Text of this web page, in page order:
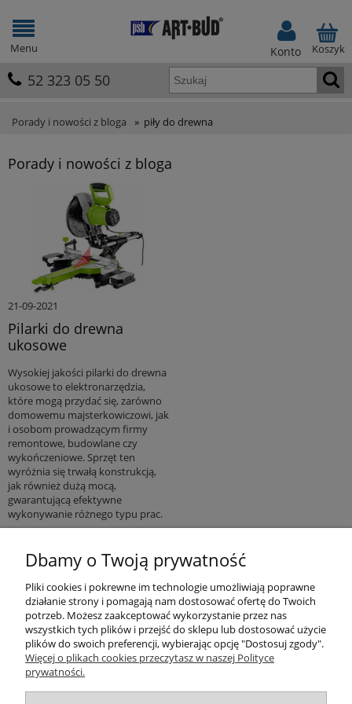
Koszyk
Konto
52 323 05 50
Menu
Porady i nowości z bloga » piły do drewna
Porady i nowości z bloga
21-09-2021
Pilarki do drewna
ukosowe
Wysokiej jakości pilarki do drewna
ukosowe to elektronarzędzia,
które mogą przydać się, zarówno
domowemu majsterkowiczowi, jak
i osobom prowadzącym firmy
remontowe, budowlane czy
wykończeniowe. Sprzęt ten
wyróżnia się trwałą konstrukcją,
jak również dużą mocą,
gwarantującą efektywne
wykonywanie różnego typu prac.
Produkty
Kategorie bloga
Kontakt
Dbamy o Twoją prywatność
Pliki cookies i pokrewne im technologie umożliwiają poprawne
działanie strony i pomagają nam dostosować ofertę do Twoich
potrzeb. Możesz zaakceptować wykorzystanie przez nas
wszystkich tych plików i przejść do sklepu lub dostosować użycie
plików do swoich preferencji, wybierając opcję "Dostosuj zgody".
Więcej o plikach cookies przeczytasz w naszej Polityce
prywatności.